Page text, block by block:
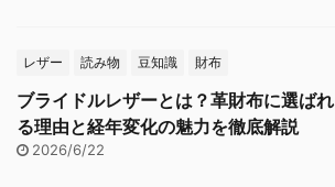
レザー 読み物 豆知識 財布
ブライドルレザーとは？革財布に選ばれ
る理由と経年変化の魅力を徹底解説
2026/6/22